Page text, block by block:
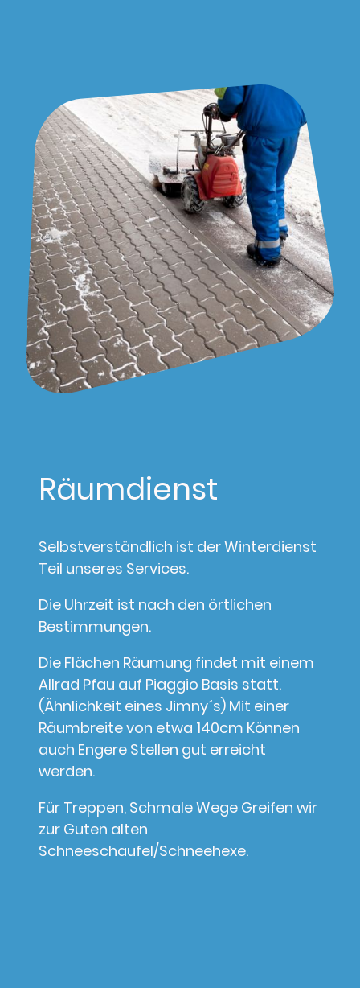
Räumdienst
Selbstverständlich ist der Winterdienst
Teil unseres Services.
Die Uhrzeit ist nach den örtlichen
Bestimmungen.
Die Flächen Räumung findet mit einem
Allrad Pfau auf Piaggio Basis statt.
(Ähnlichkeit eines Jimny´s) Mit einer
Räumbreite von etwa 140cm Können
auch Engere Stellen gut erreicht
werden.
Für Treppen, Schmale Wege Greifen wir
zur Guten alten
Schneeschaufel/Schneehexe.